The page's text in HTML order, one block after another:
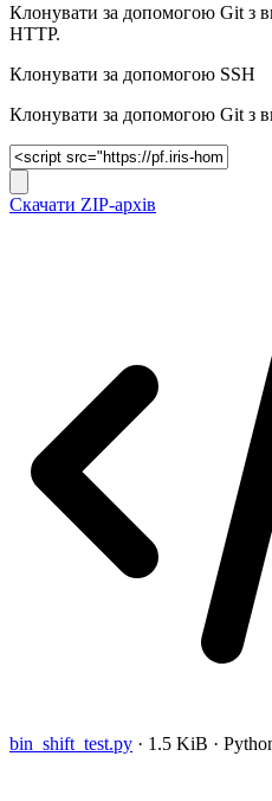
Клонувати за допомогою Git з
HTTP.
Клонувати за допомогою SSH
Клонувати за допомогою Git з
Скачати ZIP-архів
bin_shift_test.py · 1.5 KiB ·